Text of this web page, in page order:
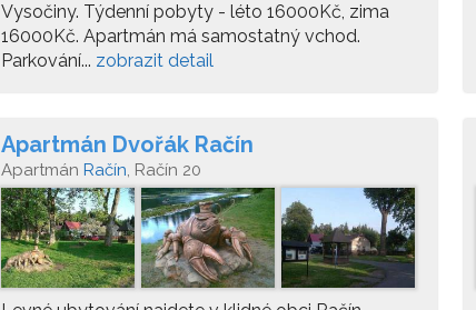
Vysočiny. Týdenní pobyty - léto 16000Kč, zima
16000Kč. Apartmán má samostatný vchod.
Parkování... zobrazit detail
Apartmán Dvořák Račín
Apartmán Račín, Račín 20